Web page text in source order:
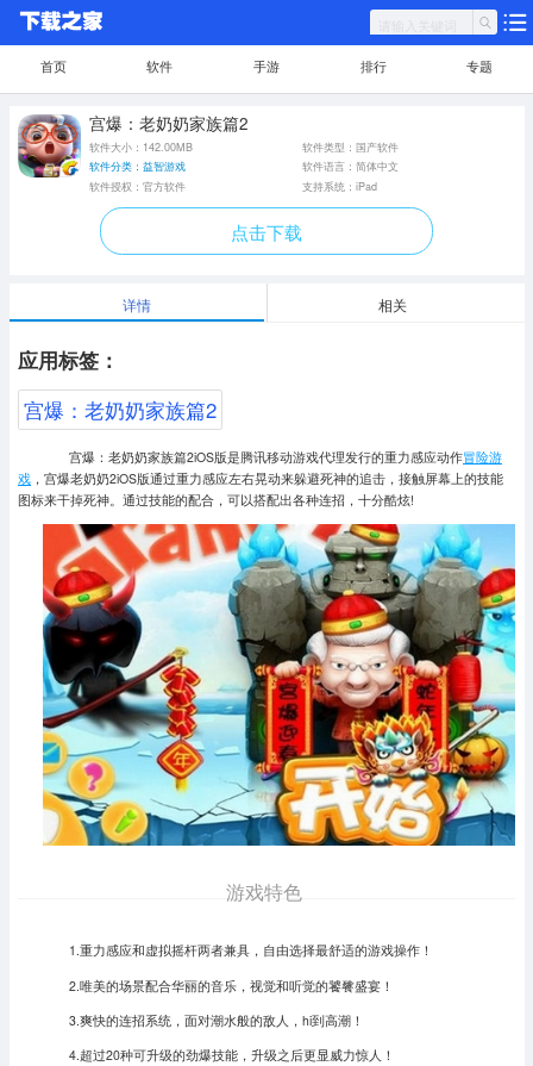
首页 软件 手游 排行 专题
宫爆：老奶奶家族篇2
软件大小：142.00MB
软件类型：国产软件
软件分类：益智游戏
软件语言：简体中文
软件授权：官方软件
支持系统：iPad
点击下载
详情 相关
应用标签：
宫爆：老奶奶家族篇2
宫爆：老奶奶家族篇2iOS版是腾讯移动游戏代理发行的重力感应动作冒险游
戏 ，宫爆老奶奶2iOS版通过重力感应左右晃动来躲避死神的追击，接触屏幕上的技能
图标来干掉死神。通过技能的配合，可以搭配出各种连招，十分酷炫!
游戏特色
1.重力感应和虚拟摇杆两者兼具，自由选择最舒适的游戏操作！
2.唯美的场景配合华丽的音乐，视觉和听觉的饕餮盛宴！
3.爽快的连招系统，面对潮水般的敌人，hi到高潮！
4.超过20种可升级的劲爆技能，升级之后更显威力惊人！